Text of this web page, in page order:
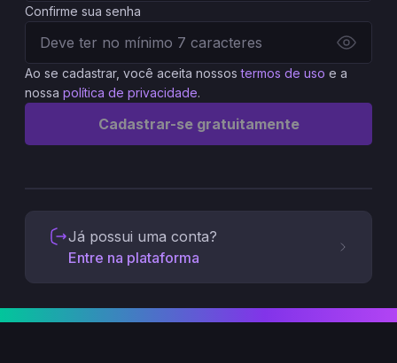
Confirme sua senha
Ao se cadastrar, você aceita nossos termos de uso e a
nossa política de privacidade.
Cadastrar-se gratuitamente
Já possui uma conta?
Entre na plataforma